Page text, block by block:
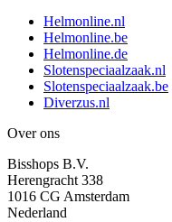
Helmonline.nl
Helmonline.be
Helmonline.de
Slotenspeciaalzaak.nl
Slotenspeciaalzaak.be
Diverzus.nl
Over ons
Bisshops B.V.
Herengracht 338
1016 CG Amsterdam
Nederland